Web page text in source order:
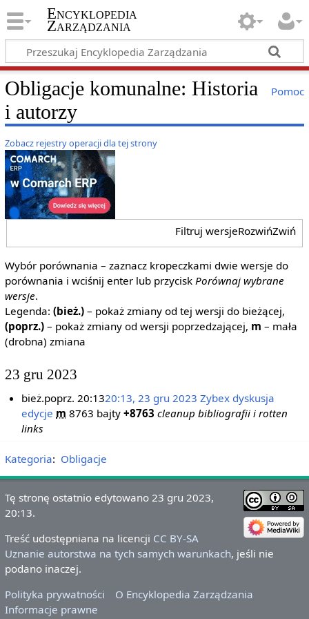
Encyklopedia
Zarządzania
Pomoc
Obligacje komunalne: Historia
i autorzy
Zobacz rejestry operacji dla tej strony
Filtruj wersjeRozwińZwiń
Wybór porównania – zaznacz kropeczkami dwie wersje do
porównania i wciśnij enter lub przycisk Porównaj wybrane
wersje.
Legenda: (bież.)– pokaż zmiany od tej wersji do bieżącej,
(poprz.)– pokaż zmiany od wersji poprzedzającej, m – mała
(drobna) zmiana
23 gru 2023
bież.poprz. 20:1320:13, 23 gru 2023 ‎Zybex dyskusja
edycje m 8763 bajty +8763 ‎cleanup bibliografii i rotten
links
Kategoria: Obligacje
Tę stronę ostatnio edytowano 23 gru 2023,
20:13.
Treść udostępniana na licencji CC BY-SA
Uznanie autorstwa na tych samych warunkach, jeśli nie
podano inaczej.
Polityka prywatności
O Encyklopedia Zarządzania
Informacje prawne